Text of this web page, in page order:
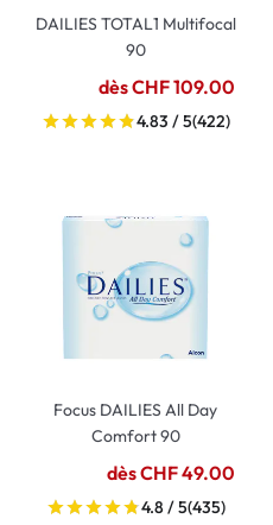
DAILIES TOTAL1 Multifocal
90
dès CHF 109.00
4.83 / 5(422)
Focus DAILIES All Day
Comfort 90
dès CHF 49.00
4.8 / 5(435)